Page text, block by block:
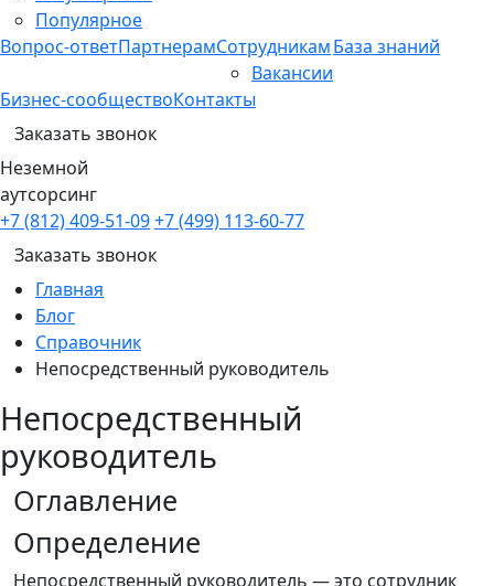
Популярное
Вопрос-ответПартнерамСотрудникам
Вакансии
База знаний
Бизнес-сообществоКонтакты
Заказать звонок
Неземной
аутсорсинг
+7 (812) 409-51-09+7 (499) 113-60-77
Заказать звонок
Главная
Блог
Справочник
Непосредственный руководитель
Непосредственный
руководитель
Оглавление
Определение
Непосредственный руководитель — это сотрудник